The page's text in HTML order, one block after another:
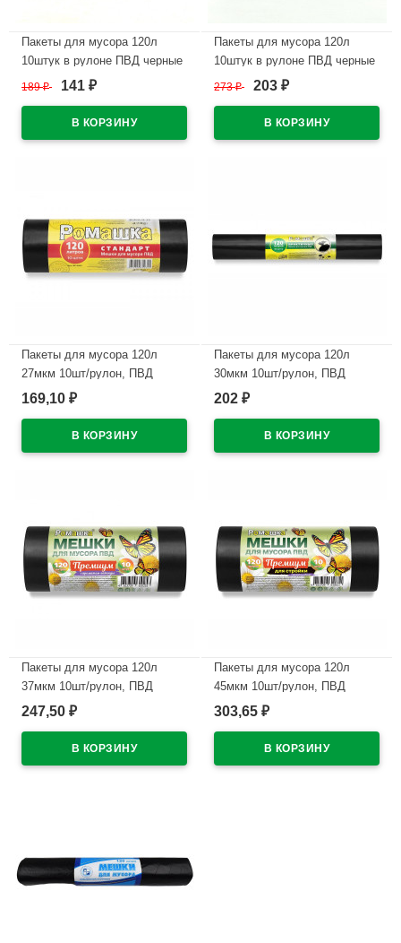
Пакеты для мусора 120л
10штук в рулоне ПВД черные
30 микрон б/эт
189₽ 141 ₽
Пакеты для мусора 120л
10штук в рулоне ПВД черные
40 микрон б/эт
273₽ 203 ₽
Пакеты для мусора 120л
27мкм 10шт/рулон, ПВД
черные Ромашка
169,10 ₽
Пакеты для мусора 120л
30мкм 10шт/рулон, ПВД
черные Ромашка (ст.20)
202 ₽
Пакеты для мусора 120л
37мкм 10шт/рулон, ПВД
черные Ромашка
247,50 ₽
Пакеты для мусора 120л
45мкм 10шт/рулон, ПВД
черные Ромашка (ст.14)
303,65 ₽